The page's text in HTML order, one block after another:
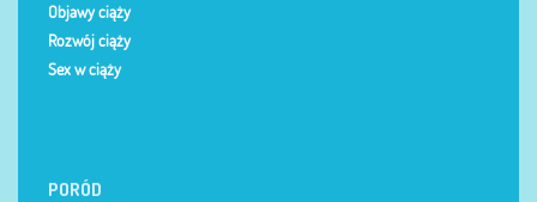
Objawy ciąży
Rozwój ciąży
Sex w ciąży
PORÓD